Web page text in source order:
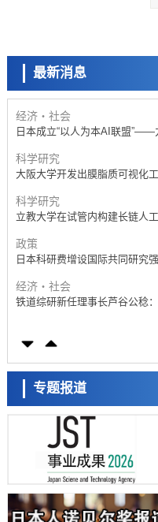
最新消息
科学研究
开发出300亿年仅误差1秒的光
基础设施
经济・社会
日本成立“以人为本AI联盟
科学研究
大阪大学开发出膜脂质可视化
科学研究
立教大学在试管内构建长链人
政策
日本科研费增设国际共同研究
经济・社会
铁道综研新任理事长芦谷公稔
东京大学通过叶绿体基因组编
科学研究
藤田医科大学等成功鉴定出非
该基因的必要性因菌株而异
经济・社会
【AI法下篇】如何应对AI的
科学研究
日本学术会议：为保持土壤健
的具体对策
科学研究
大阪大学开发基于水氢键网络
专题报道